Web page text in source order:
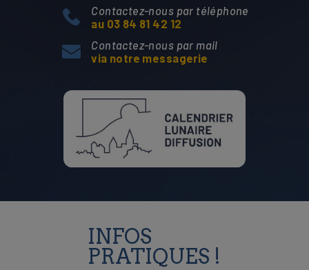
Contactez-nous par téléphone
au 03 84 81 42 12
Contactez-nous par mail
via notre messagerie
INFOS
PRATIQUES !